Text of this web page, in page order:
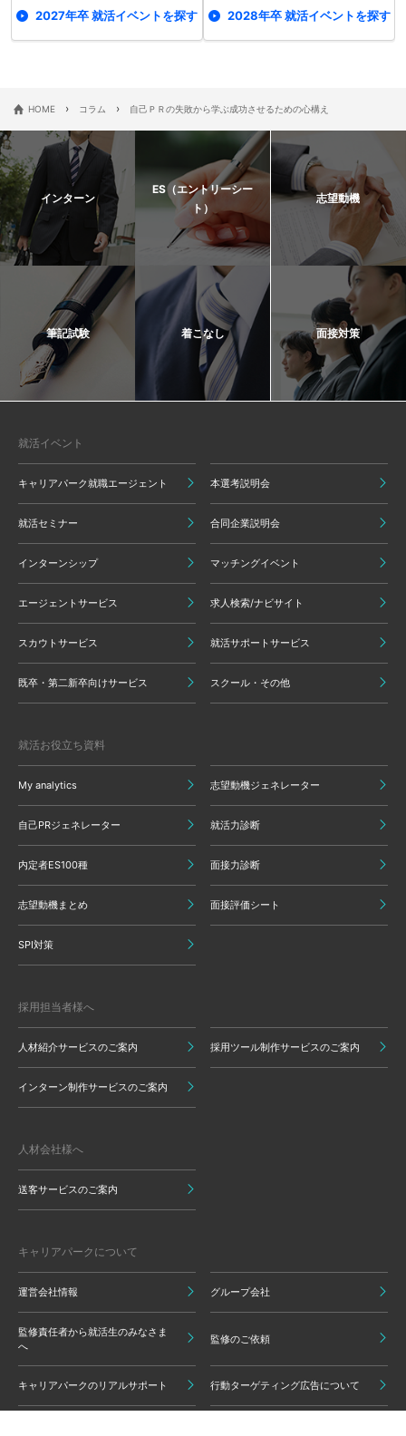
2027年卒 就活イベントを探す 2028年卒 就活イベントを探す
HOME › コラム › 自己ＰＲの失敗から学ぶ成功させるための心構え
インターン
ES（エントリーシー
ト）
志望動機
筆記試験 着こなし 面接対策
就活イベント
キャリアパーク就職エージェント 本選考説明会
就活セミナー 合同企業説明会
インターンシップ マッチングイベント
エージェントサービス 求人検索/ナビサイト
スカウトサービス 就活サポートサービス
既卒・第二新卒向けサービス スクール・その他
就活お役立ち資料
My analytics 志望動機ジェネレーター
自己PRジェネレーター 就活力診断
内定者ES100種 面接力診断
志望動機まとめ 面接評価シート
SPI対策
採用担当者様へ
人材紹介サービスのご案内 採用ツール制作サービスのご案内
インターン制作サービスのご案内
人材会社様へ
送客サービスのご案内
キャリアパークについて
運営会社情報 グループ会社
監修責任者から就活生のみなさま
へ
監修のご依頼
キャリアパークのリアルサポート 行動ターゲティング広告について